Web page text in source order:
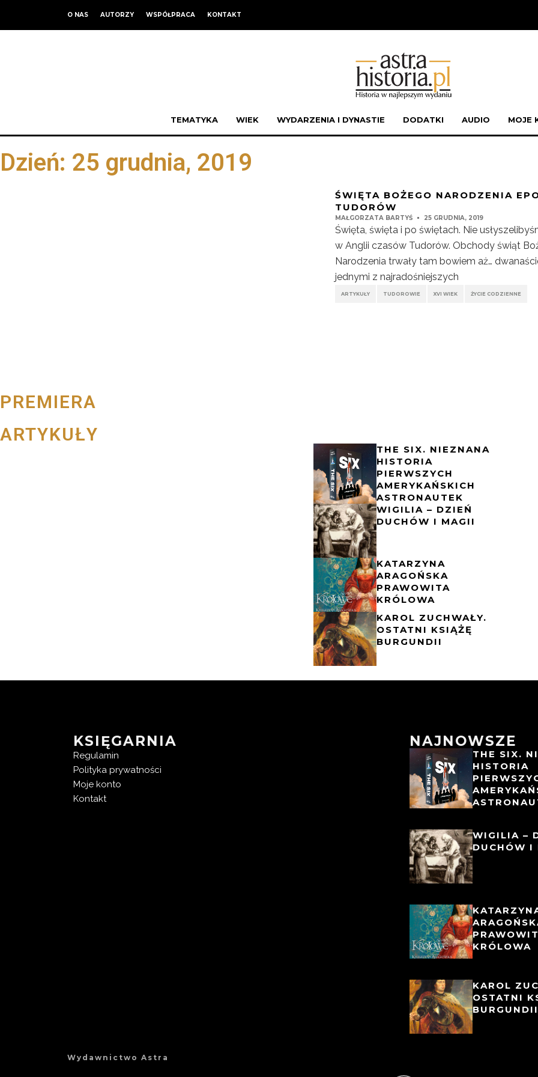
O NAS AUTORZY WSPÓŁPRACA KONTAKT
TEMATYKA WIEK WYDARZENIA I DYNASTIE DODATKI AUDIO MOJE
Dzień: 25 grudnia, 2019
ŚWIĘTA BOŻEGO NARODZENIA
TUDORÓW
MAŁGORZATA BARTYŚ 25 GRUDNIA, 2019
Święta, święta i po świętach. Nie
w Anglii czasów Tudorów. Obchody świąt
Narodzenia trwały tam bowiem aż…
jednymi z najradośniejszych
ARTYKUŁY TUDOROWIE XVI WIEK ŻYCIE CODZIENNE
PREMIERA
ARTYKUŁY
THE SIX. NIEZNANA
HISTORIA
PIERWSZYCH
AMERYKAŃSKICH
ASTRONAUTEK
WIGILIA – DZIEŃ
DUCHÓW I MAGII
KATARZYNA
ARAGOŃSKA
PRAWOWITA
KRÓLOWA
KAROL ZUCHWAŁY.
OSTATNI KSIĄŻĘ
BURGUNDII
KSIĘGARNIA
Regulamin
Polityka prywatności
Moje konto
Kontakt
NAJNOWSZE
THE SIX.
HISTORIA
WIGILIA –
DUCHÓW I
KRÓLOWA
KAROL
OSTATNI
BURGUNDII
Wydawnictwo Astra